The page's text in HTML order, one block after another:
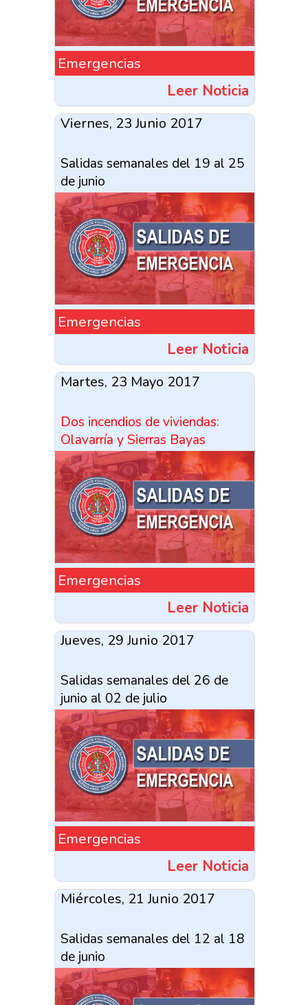
Emergencias
Leer Noticia
Viernes, 23 Junio 2017
Salidas semanales del 19 al 25
de junio
Emergencias
Leer Noticia
Martes, 23 Mayo 2017
Dos incendios de viviendas:
Olavarría y Sierras Bayas
Emergencias
Leer Noticia
Jueves, 29 Junio 2017
Salidas semanales del 26 de
junio al 02 de julio
Emergencias
Leer Noticia
Miércoles, 21 Junio 2017
Salidas semanales del 12 al 18
de junio